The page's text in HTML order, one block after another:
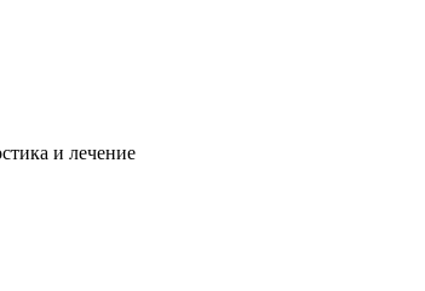
и лечение